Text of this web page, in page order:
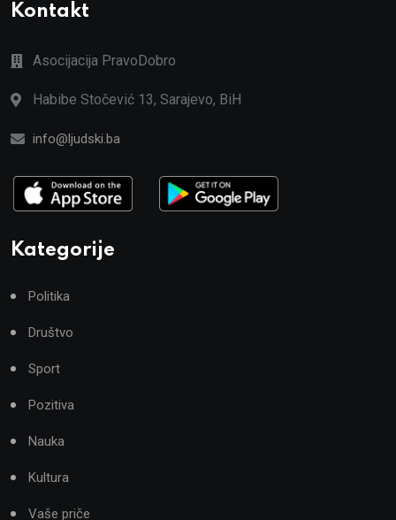
Kontakt
Asocijacija PravoDobro
Habibe Stočević 13, Sarajevo, BiH
info@ljudski.ba
Kategorije
Politika
Društvo
Sport
Pozitiva
Nauka
Kultura
Vaše priče